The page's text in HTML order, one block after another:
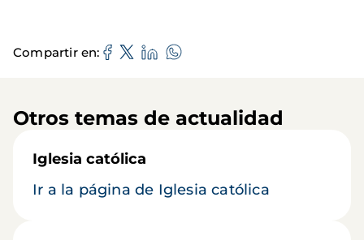
Compartir en
Otros temas de actualidad
Iglesia católica
Ir a la página de Iglesia católica